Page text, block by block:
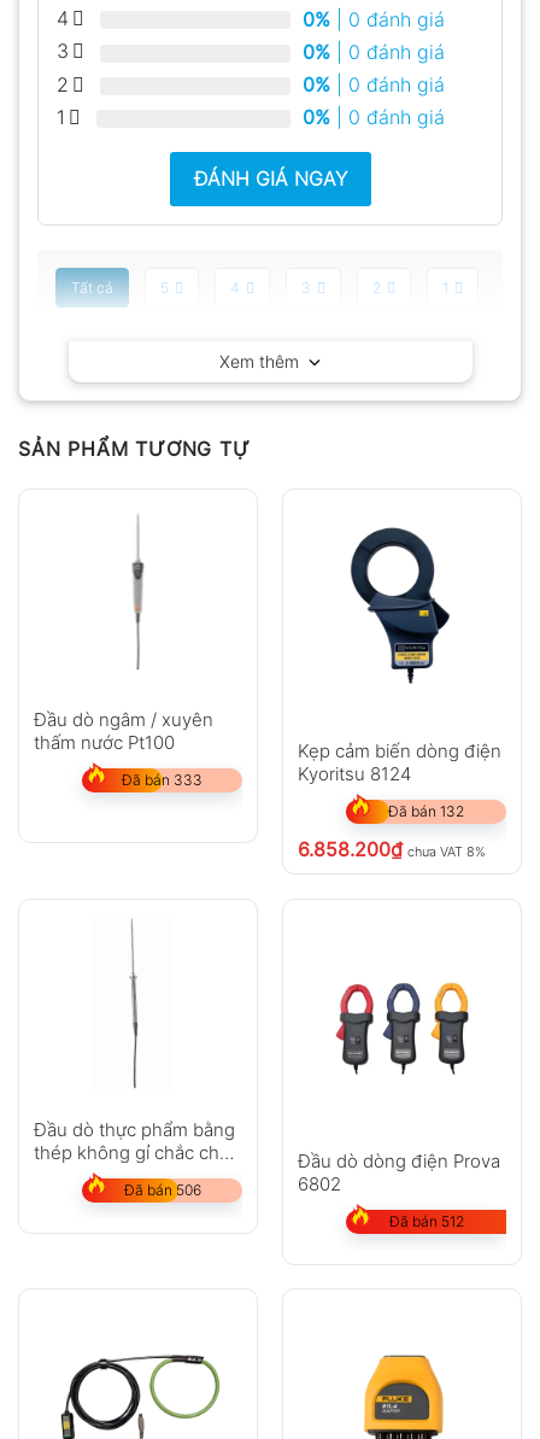
4
0% | 0 đánh giá
3
0% | 0 đánh giá
2
0% | 0 đánh giá
1
0% | 0 đánh giá
ĐÁNH GIÁ NGAY
Tất cả 5 4 3 2 1
Chưa có đánh giá nào.
Xem thêm
SẢN PHẨM TƯƠNG TỰ
Đầu dò ngâm / xuyên
thấm nước Pt100
Đã bán 333
Kẹp cảm biến dòng điện
Kyoritsu 8124
Đã bán 132
6.858.200₫ chưa VAT 8%
Đầu dò thực phẩm bằng
thép không gỉ chắc chắn
(Pt100)
Đã bán 506
Đầu dò dòng điện Prova
6802
Đã bán 512